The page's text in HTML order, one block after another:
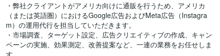
・弊社クライアントがアメリカ向けに通販を行うため、アメリカ
（または英語圏）におけるGoogle広告およびMeta広告（Instagra
m）の運用代行を担当していただきます。
・市場調査、ターゲット設定、広告クリエイティブの作成、キャン
ペーンの実施、効果測定、改善提案など、一連の業務をお任せしま
す。